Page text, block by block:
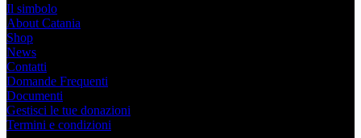
Il simbolo
About Catania
Shop
News
Contatti
Domande Frequenti
Documenti
Gestisci le tue donazioni
Termini e condizioni